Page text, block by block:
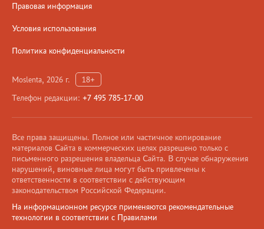
Правовая информация
Условия использования
Политика конфиденциальности
Moslenta, 2026 г.
18+
Телефон редакции: +7 495 785-17-00
Все права защищены. Полное или частичное копирование
материалов Сайта в коммерческих целях разрешено только с
письменного разрешения владельца Сайта. В случае обнаружения
нарушений, виновные лица могут быть привлечены к
ответственности в соответствии с действующим
законодательством Российской Федерации.
На информационном ресурсе применяются рекомендательные
технологии в соответствии с Правилами